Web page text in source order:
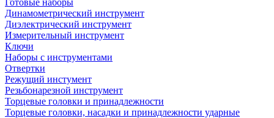
Готовые наборы
Динамометрический инструмент
Диэлектрический инструмент
Измерительный инструмент
Ключи
Наборы с инструментами
Отвертки
Режущий инстумент
Резьбонарезной инструмент
Торцевые головки и принадлежности
Торцевые головки, насадки и принадлежности ударные